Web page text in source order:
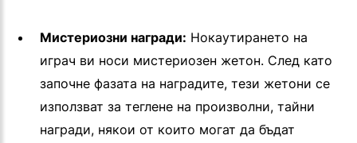
Мистериозни награди: Нокаутирането на
играч ви носи мистериозен жетон. След като
започне фазата на наградите, тези жетони се
използват за теглене на произволни, тайни
награди, някои от които могат да бъдат